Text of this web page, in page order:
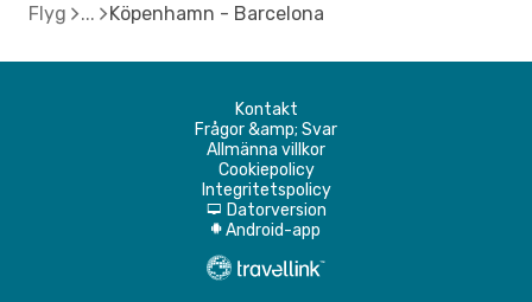
Flyg Köpenhamn - Barcelona
Kontakt
Frågor &amp; Svar
Allmänna villkor
Cookiepolicy
Integritetspolicy
d Datorversion
A Android-app